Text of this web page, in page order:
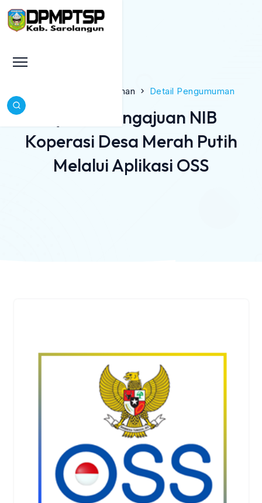
Pengumuman Detail Pengumuman
Syarat Pengajuan NIB
Koperasi Desa Merah Putih
Melalui Aplikasi OSS